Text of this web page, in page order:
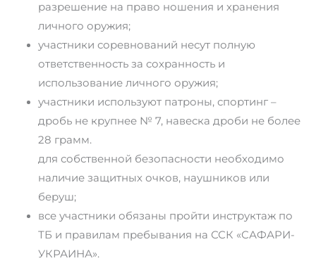
разрешение на право ношения и хранения
личного оружия;
участники соревнований несут полную
ответственность за сохранность и
использование личного оружия;
участники используют патроны, спортинг –
дробь не крупнее № 7, навеска дроби не более
28 грамм.
для собственной безопасности необходимо
наличие защитных очков, наушников или
беруш;
все участники обязаны пройти инструктаж по
ТБ и правилам пребывания на ССК «САФАРИ-
УКРАИНА».